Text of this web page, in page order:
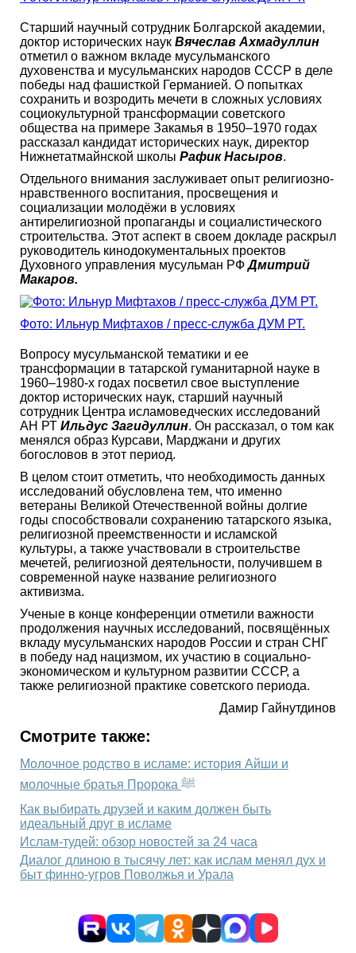
Старший научный сотрудник Болгарской академии,
доктор исторических наук Вячеслав Ахмадуллин
отметил о важном вкладе мусульманского
духовенства и мусульманских народов СССР в деле
победы над фашисткой Германией. О попытках
сохранить и возродить мечети в сложных условиях
социокультурной трансформации советского
общества на примере Закамья в 1950–1970 годах
рассказал кандидат исторических наук, директор
Нижнетатмайнской школы Рафик Насыров.
Отдельного внимания заслуживает опыт религиозно-
нравственного воспитания, просвещения и
социализации молодёжи в условиях
антирелигиозной пропаганды и социалистического
строительства. Этот аспект в своем докладе раскрыл
руководитель кинодокументальных проектов
Духовного управления мусульман РФДмитрий
Макаров.
Фото: Ильнур Мифтахов / пресс-служба ДУМ РТ.
Вопросу мусульманской тематики и ее
трансформации в татарской гуманитарной науке в
1960–1980-х годах посветил свое выступление
доктор исторических наук, старший научный
сотрудник Центра исламоведческих исследований
АН РТ Ильдус Загидуллин. Он рассказал, о том как
менялся образ Курсави, Марджани и других
богословов в этот период.
В целом стоит отметить, что необходимость данных
исследований обусловлена тем, что именно
ветераны Великой Отечественной войны долгие
годы способствовали сохранению татарского языка,
религиозной преемственности и исламской
культуры, а также участвовали в строительстве
мечетей, религиозной деятельности, получившем в
современной науке название религиозного
активизма.
Ученые в конце конференции отметили важности
продолжения научных исследований, посвящённых
вкладу мусульманских народов России и стран СНГ
в победу над нацизмом, их участию в социально-
экономическом и культурном развитии СССР, а
также религиозной практике советского периода.
Дамир Гайнутдинов
Смотрите также:
Молочное родство в исламе: история Айши и
молочные братья Пророка ﷺ
Как выбирать друзей и каким должен быть
идеальный друг в исламе
Ислам-тудей: обзор новостей за 24 часа
Диалог длиною в тысячу лет: как ислам менял дух и
быт финно-угров Поволжья и Урала